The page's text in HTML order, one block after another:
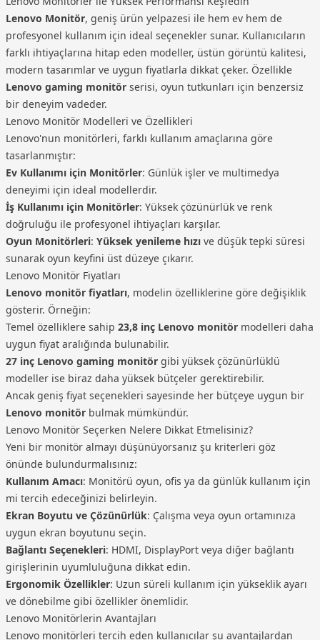
Lenovo D32Q-20 65F7GAC1TK 31.5″ 4ms 75Hz 2K
WQHD WLED IPS Monitör
Lenovo Monitör, geniş ürün yelpazesi ile hem ev hem de
profesyonel kullanım için ideal seçenekler sunar. Kullanıcıların
farklı ihtiyaçlarına hitap eden modeller, üstün görüntü kalitesi,
modern tasarımlar ve uygun fiyatlarla dikkat çeker. Özellikle
Lenovo gaming monitör serisi, oyun tutkunları için benzersiz
bir deneyim vadeder.
Lenovo Monitör Modelleri ve Özellikleri
Lenovo'nun monitörleri, farklı kullanım amaçlarına göre
tasarlanmıştır:
Ev Kullanımı için Monitörler: Günlük işler ve multimedya
deneyimi için ideal modellerdir.
İş Kullanımı için Monitörler: Yüksek çözünürlük ve renk
doğruluğu ile profesyonel ihtiyaçları karşılar.
Oyun Monitörleri: Yüksek yenileme hızı ve düşük tepki süresi
sunarak oyun keyfini üst düzeye çıkarır.
Lenovo Monitör Fiyatları
Lenovo monitör fiyatları, modelin özelliklerine göre değişiklik
gösterir. Örneğin:
Temel özelliklere sahip 23,8 inç Lenovo monitör modelleri daha
uygun fiyat aralığında bulunabilir.
27 inç Lenovo gaming monitör gibi yüksek çözünürlüklü
modeller ise biraz daha yüksek bütçeler gerektirebilir.
Ancak geniş fiyat seçenekleri sayesinde her bütçeye uygun bir
Lenovo monitör bulmak mümkündür.
Lenovo Monitör Seçerken Nelere Dikkat Etmelisiniz?
Yeni bir monitör almayı düşünüyorsanız şu kriterleri göz
önünde bulundurmalısınız:
Kullanım Amacı: Monitörü oyun, ofis ya da günlük kullanım için
mi tercih edeceğinizi belirleyin.
Ekran Boyutu ve Çözünürlük: Çalışma veya oyun ortamınıza
uygun ekran boyutunu seçin.
Bağlantı Seçenekleri: HDMI, DisplayPort veya diğer bağlantı
girişlerinin uyumluluğuna dikkat edin.
Ergonomik Özellikler: Uzun süreli kullanım için yükseklik ayarı
ve dönebilme gibi özellikler önemlidir.
Lenovo Monitörlerin Avantajları
Lenovo monitörleri tercih eden kullanıcılar şu avantajlardan